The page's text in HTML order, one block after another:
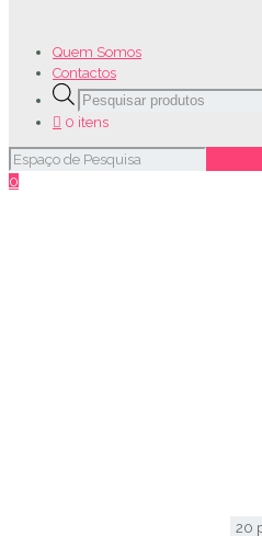
Quem Somos
Contactos
Products
search
0 itens
0